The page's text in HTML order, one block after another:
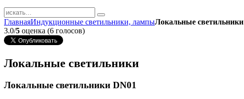
ГлавнаяИндукционные светильники, лампыЛокальные светильники
3.0/5 оценка (6 голосов)
Локальные светильники
Локальные светильники DN01